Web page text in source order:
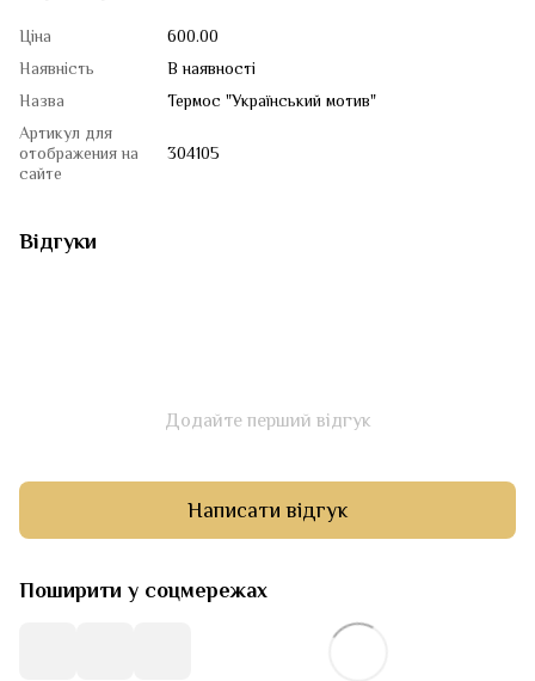
Ціна
600.00
Наявність
В наявності
Назва
Термос "Український мотив"
Артикул для
отображения на
сайте
304105
Відгуки
Додайте перший відгук
Написати відгук
Поширити у соцмережах